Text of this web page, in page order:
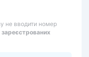
не вводити номер